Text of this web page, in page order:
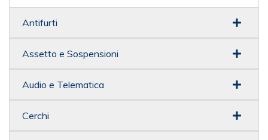
Antifurti
Assetto e Sospensioni
Audio e Telematica
Cerchi